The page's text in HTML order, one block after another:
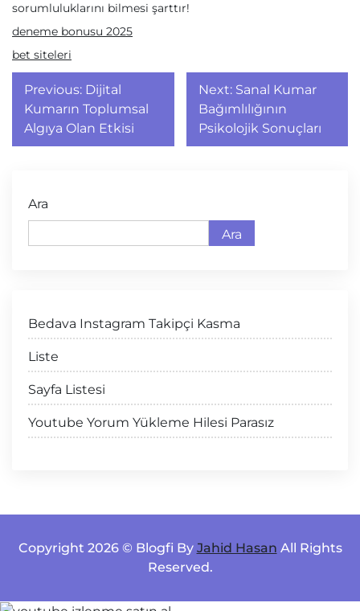
sorumluluklarını bilmesi şarttır!
deneme bonusu 2025
bet siteleri
Yazı
gezinmesi
Previous: Dijital
Kumarın Toplumsal
Algıya Olan Etkisi
Next: Sanal Kumar
Bağımlılığının
Psikolojik Sonuçları
Ara
Ara
Bedava Instagram Takipçi Kasma
Liste
Sayfa Listesi
Youtube Yorum Yükleme Hilesi Parasız
Copyright 2026 © Blogfi By Jahid Hasan All Rights
Reserved.